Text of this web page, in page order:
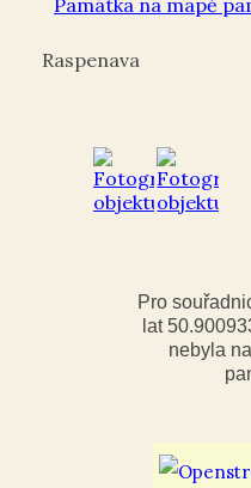
Raspenava
Pro
lat
nebyla